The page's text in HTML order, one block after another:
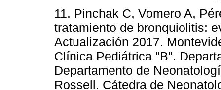
11. Pinchak C, Vomero A,
tratamiento de bronquiolitis:
Actualización 2017.
Clínica Pediátrica "B".
Departamento de
Rossell. Cátedra de